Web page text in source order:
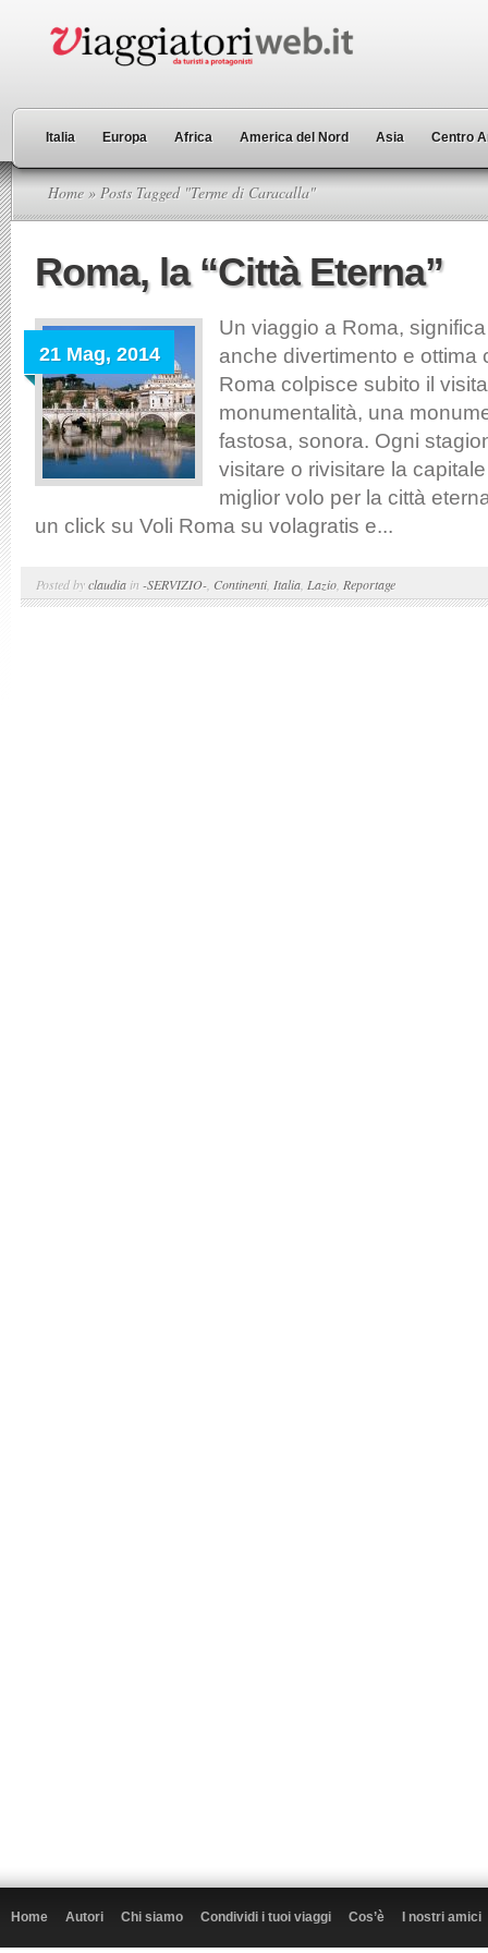
Italia Europa Africa America del Nord Asia Centro
Home » Posts Tagged "Terme di Caracalla"
Roma, la “Città Eterna”
21 Mag, 2014
Un viaggio a Roma,
anche divertimento e ottima
Roma colpisce subito il
monumentalità, una
fastosa, sonora. Ogni
visitare o rivisitare la
miglior volo per la città
un click su Voli Roma su volagratis e...
Posted byclaudia in -SERVIZIO- Continenti, Italia Lazio Reportage
Home Autori Chi siamo Condividi i tuoi viaggi Cos’è I nostri amici